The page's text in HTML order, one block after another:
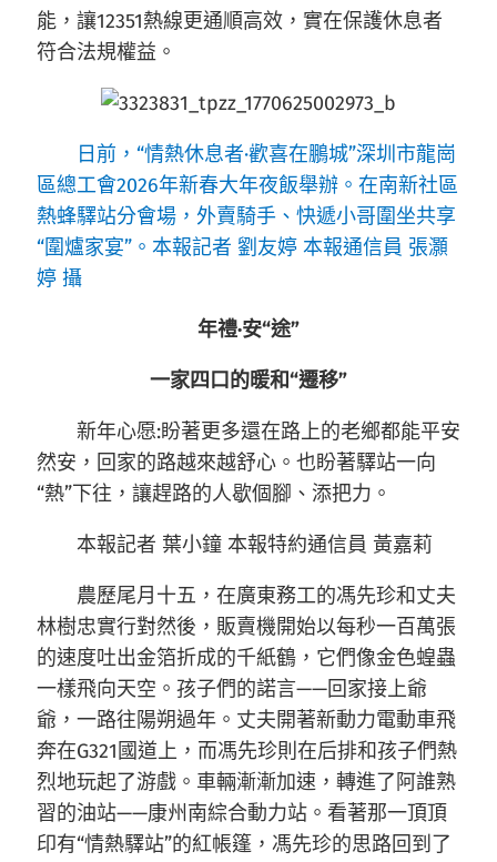
能，讓12351熱線更通順高效，實在保護休息者
符合法規權益。
日前，“情熱休息者·歡喜在鵬城”深圳市龍崗
區總工會2026年新春大年夜飯舉辦。在南新社區
熱蜂驛站分會場，外賣騎手、快遞小哥圍坐共享
“圍爐家宴”。本報記者 劉友婷 本報通信員 張灝
婷 攝
年禮·安“途”
一家四口的暖和“遷移”
新年心愿:盼著更多還在路上的老鄉都能平安
然安，回家的路越來越舒心。也盼著驛站一向
“熱”下往，讓趕路的人歇個腳、添把力。
本報記者 葉小鐘 本報特約通信員 黃嘉莉
農歷尾月十五，在廣東務工的馮先珍和丈夫
林樹忠實行對然後，販賣機開始以每秒一百萬張
的速度吐出金箔折成的千紙鶴，它們像金色蝗蟲
一樣飛向天空。孩子們的諾言——回家接上爺
爺，一路往陽朔過年。丈夫開著新動力電動車飛
奔在G321國道上，而馮先珍則在后排和孩子們熱
烈地玩起了游戲。車輛漸漸加速，轉進了阿誰熟
習的油站——康州南綜合動力站。看著那一頂頂
印有“情熱驛站”的紅帳篷，馮先珍的思路回到了